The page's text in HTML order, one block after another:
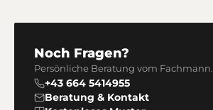
Noch Fragen?
Persönliche Beratung vom Fachmann.
+43 664 5414955
Beratung & Kontakt